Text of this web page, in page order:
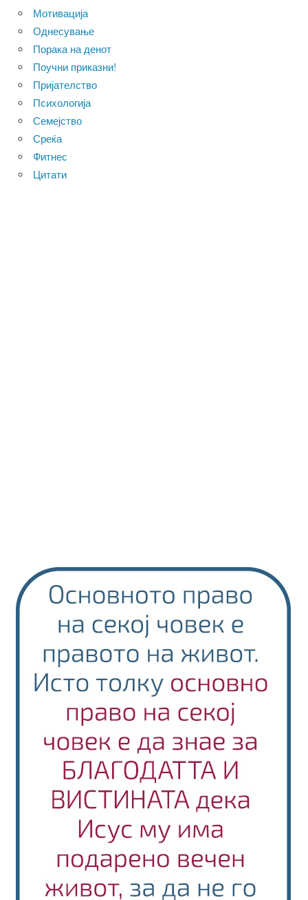
Мотивација
Однесување
Порака на денот
Поучни приказни!
Пријателство
Психологија
Семејство
Среќа
Фитнес
Цитати